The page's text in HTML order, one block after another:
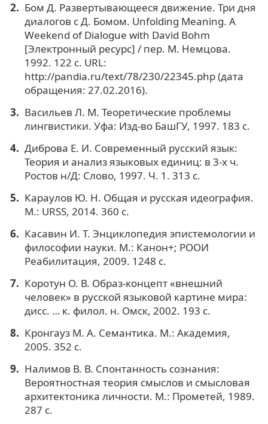
Бом Д. Развертывающееся движение. Три дня
диалогов с Д. Бомом. Unfolding Meaning. A
Weekend of Dialogue with David Bohm
[Электронный ресурс] / пер. М. Немцова.
1992. 122 с. URL:
http://pandia.ru/text/78/230/22345.php (дата
обращения: 27.02.2016).
Васильев Л. М. Теоретические проблемы
лингвистики. Уфа: Изд-во БашГУ, 1997. 183 с.
Диброва Е. И. Современный русский язык:
Теория и анализ языковых единиц: в 3-х ч.
Ростов н/Д: Слово, 1997. Ч. 1. 313 с.
Караулов Ю. Н. Общая и русская идеография.
М.: URSS, 2014. 360 с.
Касавин И. Т. Энциклопедия эпистемологии и
философии науки. М.: Канон+; РООИ
Реабилитация, 2009. 1248 с.
Коротун О. В. Образ-концепт «внешний
человек» в русской языковой картине мира:
дисс. … к. филол. н. Омск, 2002. 193 с.
Кронгауз М. А. Семантика. М.: Академия,
2005. 352 с.
Налимов В. В. Спонтанность сознания:
Вероятностная теория смыслов и смысловая
архитектоника личности. М.: Прометей, 1989.
287 с.